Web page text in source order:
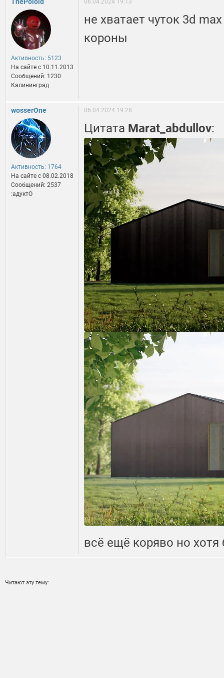
ThePoloid
Активность: 5123
На сайте c 10.11.2013
Сообщений: 1230
Калининград
06.04.2024 19:13
не хватает чуток 3d
короны
wosserOne
Активность: 1764
На сайте c 08.02.2018
Сообщений: 2537
:адуктО
06.04.2024 19:28
Цитата Marat_abdullov:
всё ещё коряво но
Читают эту тему: